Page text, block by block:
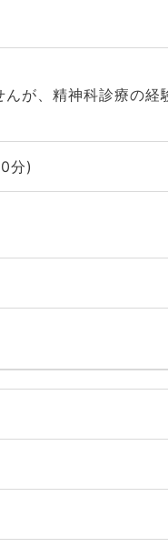
が、精神科診療の経
分)